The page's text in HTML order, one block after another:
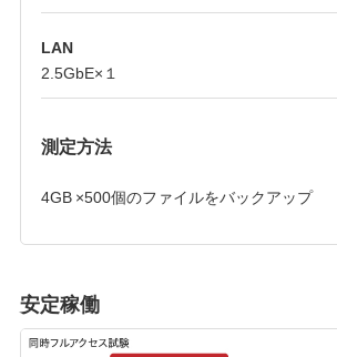
LAN
2.5GbE×１
測定方法
4GB ×500個のファイルをバックアップ
安定稼働